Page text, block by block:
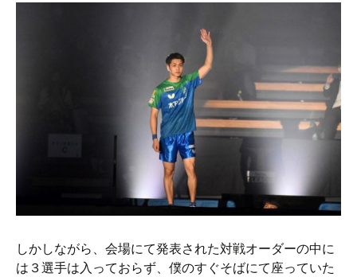
しかしながら、会場にて発表された対戦オーダーの中に
は３選手は入っておらず、僕のすぐそばにて座っていた